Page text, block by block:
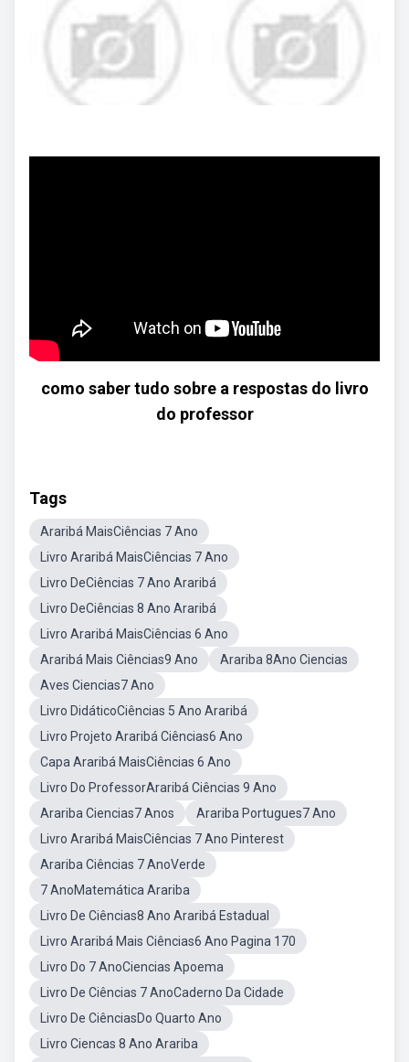
como saber tudo sobre a respostas do livro
do professor
Tags
Araribá MaisCiências 7 Ano
Livro Araribá MaisCiências 7 Ano
Livro DeCiências 7 Ano Araribá
Livro DeCiências 8 Ano Araribá
Livro Araribá MaisCiências 6 Ano
Araribá Mais Ciências9 Ano
Arariba 8Ano Ciencias
Aves Ciencias7 Ano
Livro DidáticoCiências 5 Ano Araribá
Livro Projeto Araribá Ciências6 Ano
Capa Araribá MaisCiências 6 Ano
Livro Do ProfessorAraribá Ciências 9 Ano
Arariba Ciencias7 Anos
Arariba Portugues7 Ano
Livro Araribá MaisCiências 7 Ano Pinterest
Arariba Ciências 7 AnoVerde
7 AnoMatemática Arariba
Livro De Ciências8 Ano Araribá Estadual
Livro Araribá Mais Ciências6 Ano Pagina 170
Livro Do 7 AnoCiencias Apoema
Livro De Ciências 7 AnoCaderno Da Cidade
Livro De CiênciasDo Quarto Ano
Livro Ciencas 8 Ano Arariba